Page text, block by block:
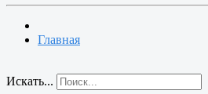
Главная
Искать...